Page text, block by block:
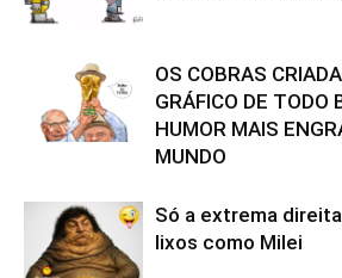
OS COBRAS
GRÁFICO DE TODO
HUMOR MAIS
MUNDO
Só a extrema
lixos como Milei